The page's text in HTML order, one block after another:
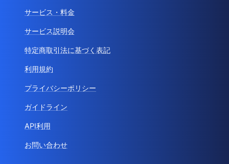
サービス・料金
サービス説明会
特定商取引法に基づく表記
利用規約
プライバシーポリシー
ガイドライン
API利用
お問い合わせ